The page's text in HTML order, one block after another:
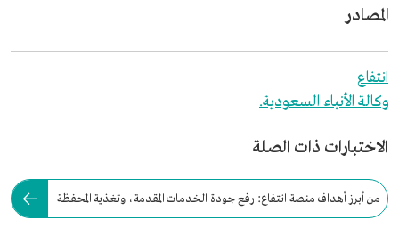
المصادر
انتفاع
وكالة الأنباء السعودية.
الاختبارات ذات الصلة
من أبرز أهداف منصة انتفاع: رفع جودة الخدمات المقدمة، وتغذية المحفظة